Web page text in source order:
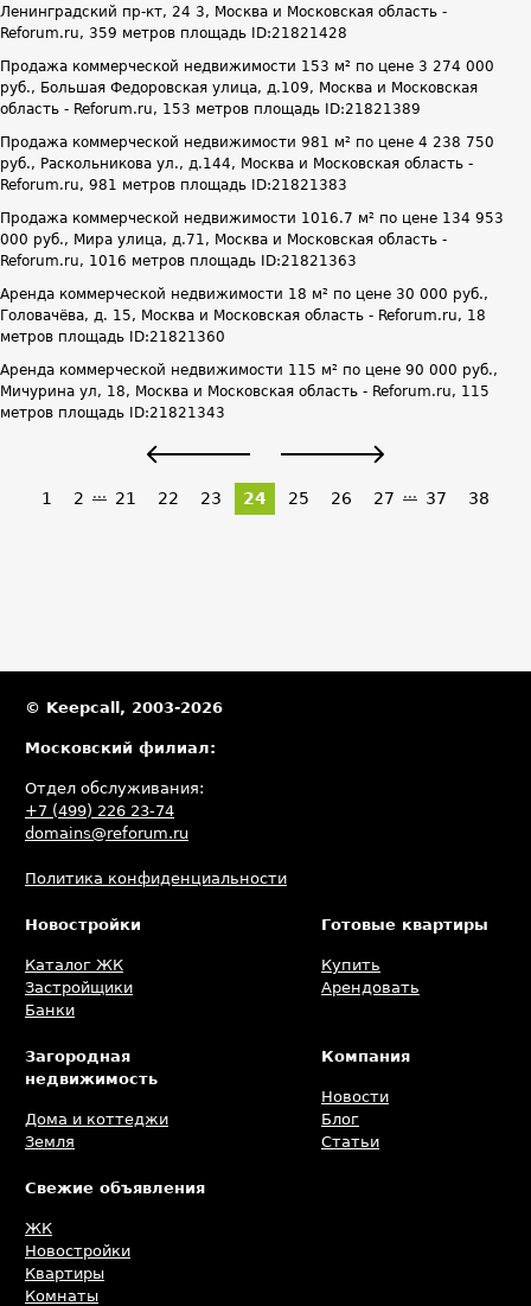
Ленинградский пр-кт, 24 3, Москва и Московская область -
Reforum.ru, 359 метров площадь ID:21821428
Продажа коммерческой недвижимости 153 м² по цене 3 274 000
руб., Большая Федоровская улица, д.109, Москва и Московская
область - Reforum.ru, 153 метров площадь ID:21821389
Продажа коммерческой недвижимости 981 м² по цене 4 238 750
руб., Раскольникова ул., д.144, Москва и Московская область -
Reforum.ru, 981 метров площадь ID:21821383
Продажа коммерческой недвижимости 1016.7 м² по цене 134 953
000 руб., Мира улица, д.71, Москва и Московская область -
Reforum.ru, 1016 метров площадь ID:21821363
Аренда коммерческой недвижимости 18 м² по цене 30 000 руб.,
Головачёва, д. 15, Москва и Московская область - Reforum.ru, 18
метров площадь ID:21821360
Аренда коммерческой недвижимости 115 м² по цене 90 000 руб.,
Мичурина ул, 18, Москва и Московская область - Reforum.ru, 115
метров площадь ID:21821343
1 2 ... 21 22 23 24 25 26 27 ... 37 38
© Keepcall, 2003-2026
Московский филиал:
Отдел обслуживания:
+7 (499) 226 23-74
domains@reforum.ru
Политика конфиденциальности
Новостройки
Каталог ЖК
Застройщики
Банки
Готовые квартиры
Купить
Арендовать
Загородная
недвижимость
Дома и коттеджи
Земля
Компания
Новости
Блог
Статьи
Свежие объявления
ЖК
Новостройки
Квартиры
Комнаты